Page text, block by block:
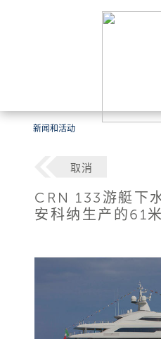
新闻和活动
取消
CRN 133游艇下
安科纳生产的61